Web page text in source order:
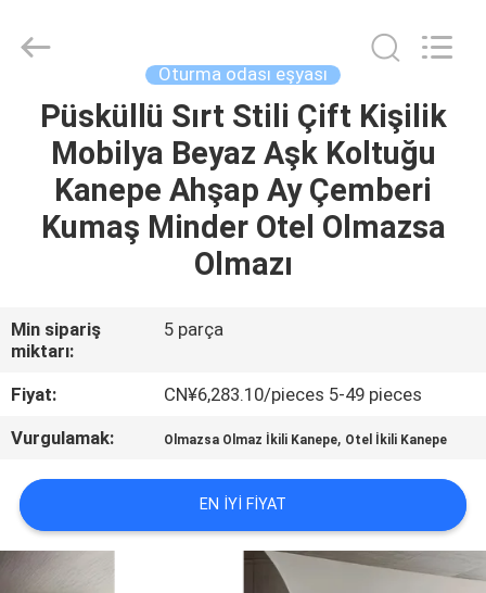
ANA
SAYFA
ÜRÜNLER
VR
GÖSTERISI
FABRIKA
TURU
Furniture
Reserved.
Oturma odası eşyası
Püsküllü Sırt Stili Çift Kişilik
Mobilya Beyaz Aşk Koltuğu
Kanepe Ahşap Ay Çemberi
Kumaş Minder Otel Olmazsa
Olmazı
Min sipariş
miktarı:
5 parça
Fiyat:
CN¥6,283.10/pieces 5-49 pieces
Vurgulamak:
Olmazsa Olmaz İkili Kanepe, Otel İkili Kanepe
EN IYI FIYAT